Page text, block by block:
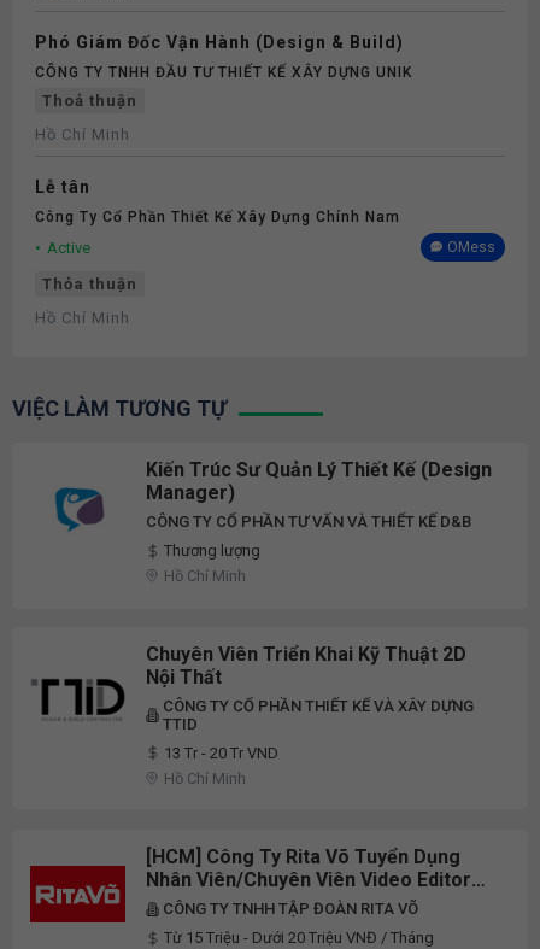
Phó Giám Đốc Vận Hành (Design & Build)
CÔNG TY TNHH ĐẦU TƯ THIẾT KẾ XÂY DỰNG UNIK
Thoả thuận
Hồ Chí Minh
Lễ tân
Công Ty Cổ Phần Thiết Kế Xây Dựng Chính Nam
Active OMess
Thỏa thuận
Hồ Chí Minh
VIỆC LÀM TƯƠNG TỰ
Kiến Trúc Sư Quản Lý Thiết Kế (Design
Manager)
CÔNG TY CỔ PHẦN TƯ VẤN VÀ THIẾT KẾ D&B
Thương lượng
Hồ Chí Minh
Chuyên Viên Triển Khai Kỹ Thuật 2D
Nội Thất
CÔNG TY CỔ PHẦN THIẾT KẾ VÀ XÂY DỰNG
TTID
13 Tr - 20 Tr VND
Hồ Chí Minh
[HCM] Công Ty Rita Võ Tuyển Dụng
Nhân Viên/Chuyên Viên Video Editor
Full-Time 2026
CÔNG TY TNHH TẬP ĐOÀN RITA VÕ
Từ 15 Triệu - Dưới 20 Triệu VNĐ / Tháng